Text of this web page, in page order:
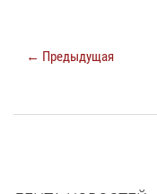
← Предыдущая